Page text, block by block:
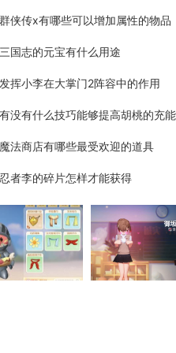
侠传x有哪些可以增加属性的物品
国志的元宝有什么用途
挥小李在大掌门2阵容中的作用
法商店有哪些最受欢迎的道具
者李的碎片怎样才能获得